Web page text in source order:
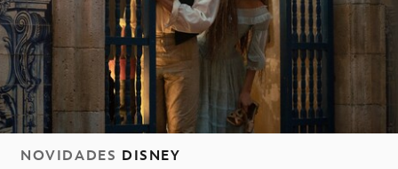
NOVIDADES DISNEY